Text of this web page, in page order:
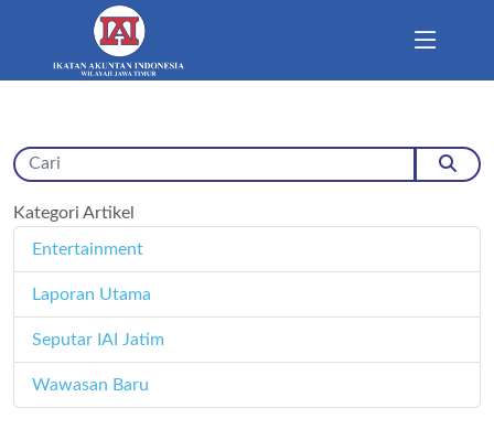
Kategori Artikel
Entertainment
Laporan Utama
Seputar IAI Jatim
Wawasan Baru